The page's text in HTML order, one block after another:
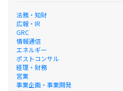
法務・知財
広報・IR
GRC
情報通信
エネルギー
ポストコンサル
経理・財務
営業
事業企画・事業開発